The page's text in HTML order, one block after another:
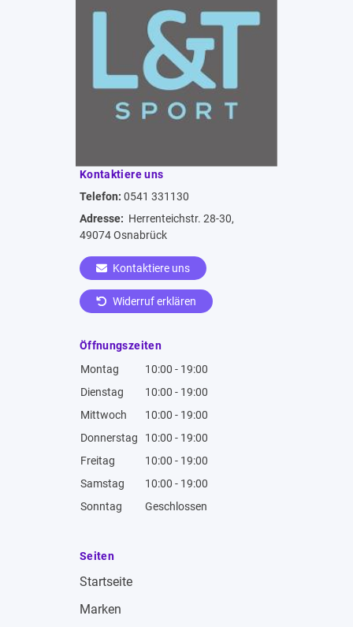
Kontaktiere uns
Telefon: 0541 331130
Adresse: Herrenteichstr. 28-30,
49074 Osnabrück
Kontaktiere uns
Widerruf erklären
Öffnungszeiten
Montag
10:00 - 19:00
Dienstag
10:00 - 19:00
Mittwoch
10:00 - 19:00
Donnerstag
10:00 - 19:00
Freitag
10:00 - 19:00
Samstag
10:00 - 19:00
Sonntag
Geschlossen
Seiten
Startseite
Marken